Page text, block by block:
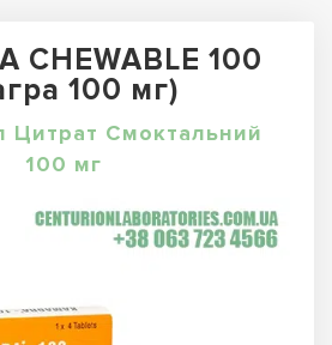
CHEWABLE 100
100 мг)
Цитрат Смоктальний
100 мг